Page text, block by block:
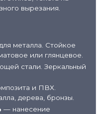
вырезания.
металла. Стойкое
или глянцевое.
стали. Зеркальный
и ПВХ.
дерева, бронзы.
— нанесение